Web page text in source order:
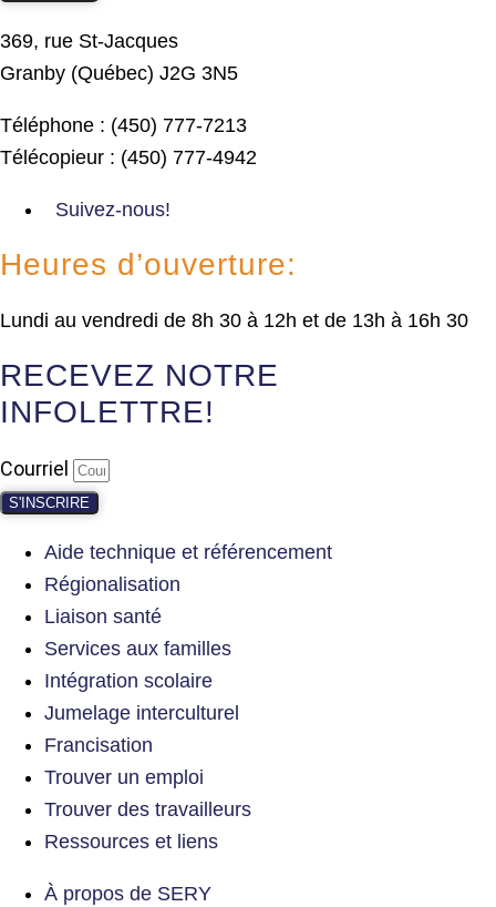
369, rue St-Jacques
Granby (Québec) J2G 3N5
Téléphone : (450) 777-7213
Télécopieur : (450) 777-4942
Suivez-nous!
Heures d’ouverture:
Lundi au vendredi de 8h 30 à 12h et de 13h à 16h 30
RECEVEZ NOTRE
INFOLETTRE!
Courriel
S'INSCRIRE
Aide technique et référencement
Régionalisation
Liaison santé
Services aux familles
Intégration scolaire
Jumelage interculturel
Francisation
Trouver un emploi
Trouver des travailleurs
Ressources et liens
À propos de SERY